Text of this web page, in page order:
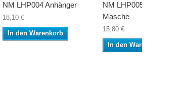
NM LHP004 Anhänger
18,10 €
In den Warenkorb
NM LHP005 Anhänger
Masche
15,80 €
In den Warenkorb